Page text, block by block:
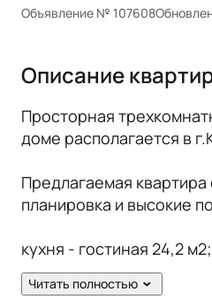
Объявление № 107608
Описание
Просторная
доме располагается в
Предлагаемая
планировка и высокие
кухня - гостиная 24,2 м2;
спальни по 16,7 м2 и 13,5
два санузла 6,5 м2 и 2,1
Читать полностью